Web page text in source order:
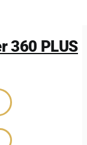
360 PLUS